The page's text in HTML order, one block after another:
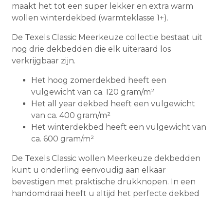
maakt het tot een super lekker en extra warm
wollen winterdekbed (warmteklasse 1+).
De Texels Classic Meerkeuze collectie bestaat uit
nog drie dekbedden die elk uiteraard los
verkrijgbaar zijn.
Het hoog zomerdekbed heeft een
vulgewicht van ca. 120 gram/m²
Het all year dekbed heeft een vulgewicht
van ca. 400 gram/m²
Het winterdekbed heeft een vulgewicht van
ca. 600 gram/m²
De Texels Classic wollen Meerkeuze dekbedden
kunt u onderling eenvoudig aan elkaar
bevestigen met praktische drukknopen. In een
handomdraai heeft u altijd het perfecte dekbed